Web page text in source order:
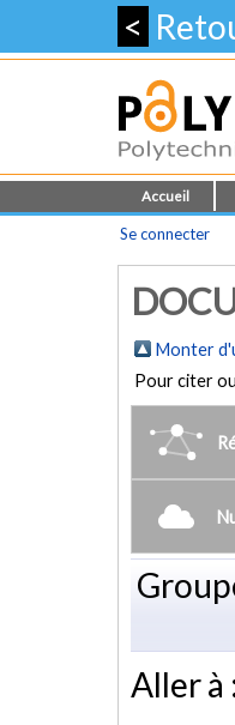
<
Accueil
Se connecter
Monter
Pour citer
Aller à